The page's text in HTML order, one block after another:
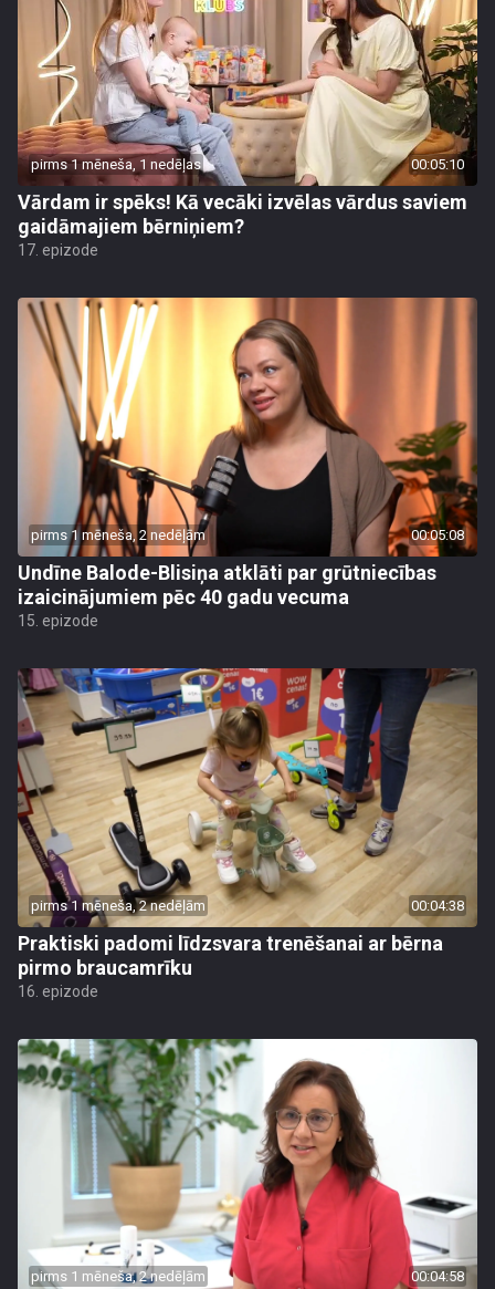
pirms 1 mēneša, 1 nedēļas 00:05:10
Vārdam ir spēks! Kā vecāki izvēlas vārdus saviem
gaidāmajiem bērniņiem?
17. epizode
pirms 1 mēneša, 2 nedēļām 00:05:08
Undīne Balode-Blisiņa atklāti par grūtniecības
izaicinājumiem pēc 40 gadu vecuma
15. epizode
pirms 1 mēneša, 2 nedēļām 00:04:38
Praktiski padomi līdzsvara trenēšanai ar bērna
pirmo braucamrīku
16. epizode
pirms 1 mēneša, 2 nedēļām 00:04:58